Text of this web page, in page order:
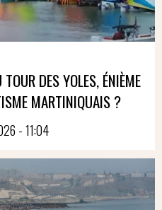
DES YOLES, ÉNIÈME
MARTINIQUAIS ?
- 11:04